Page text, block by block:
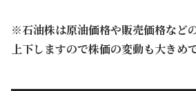
※石油株は原油価格や販売価格など
上下しますので株価の変動も大きめで